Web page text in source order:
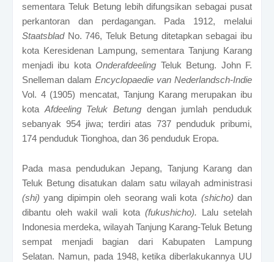
sementara Teluk Betung lebih difungsikan sebagai pusat
perkantoran dan perdagangan. Pada 1912, melalui
Staatsblad No. 746, Teluk Betung ditetapkan sebagai ibu
kota Keresidenan Lampung, sementara Tanjung Karang
menjadi ibu kotaOnderafdeeling Teluk Betung. John F.
Snelleman dalam Encyclopaedie van Nederlandsch-Indie
Vol. 4 (1905) mencatat, Tanjung Karang merupakan ibu
kota Afdeeling Teluk Betung dengan jumlah penduduk
sebanyak 954 jiwa; terdiri atas 737 penduduk pribumi,
174 penduduk Tionghoa, dan 36 penduduk Eropa.
Pada masa pendudukan Jepang, Tanjung Karang dan
Teluk Betung disatukan dalam satu wilayah administrasi
(shi)yang dipimpin oleh seorang wali kota (shicho) dan
dibantu oleh wakil wali kota (fukushicho). Lalu setelah
Indonesia merdeka, wilayah Tanjung Karang-Teluk Betung
sempat menjadi bagian dari Kabupaten Lampung
Selatan. Namun, pada 1948, ketika diberlakukannya UU